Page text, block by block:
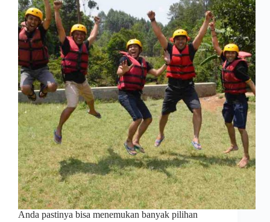
Anda pastinya bisa menemukan banyak pilihan